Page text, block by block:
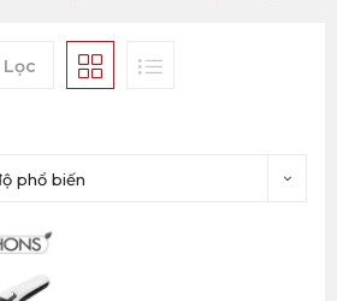
Lọc
phổ biến